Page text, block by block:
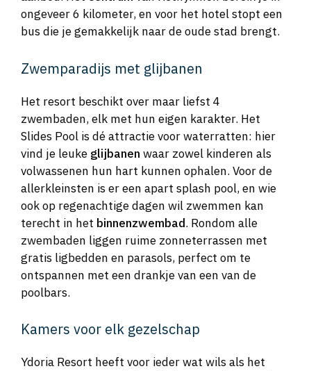
ongeveer 6 kilometer, en voor het hotel stopt een
bus die je gemakkelijk naar de oude stad brengt.
Zwemparadijs met glijbanen
Het resort beschikt over maar liefst 4
zwembaden, elk met hun eigen karakter. Het
Slides Pool is dé attractie voor waterratten: hier
vind je leuke glijbanen waar zowel kinderen als
volwassenen hun hart kunnen ophalen. Voor de
allerkleinsten is er een apart splash pool, en wie
ook op regenachtige dagen wil zwemmen kan
terecht in het binnenzwembad. Rondom alle
zwembaden liggen ruime zonneterrassen met
gratis ligbedden en parasols, perfect om te
ontspannen met een drankje van een van de
poolbars.
Kamers voor elk gezelschap
Ydoria Resort heeft voor ieder wat wils als het